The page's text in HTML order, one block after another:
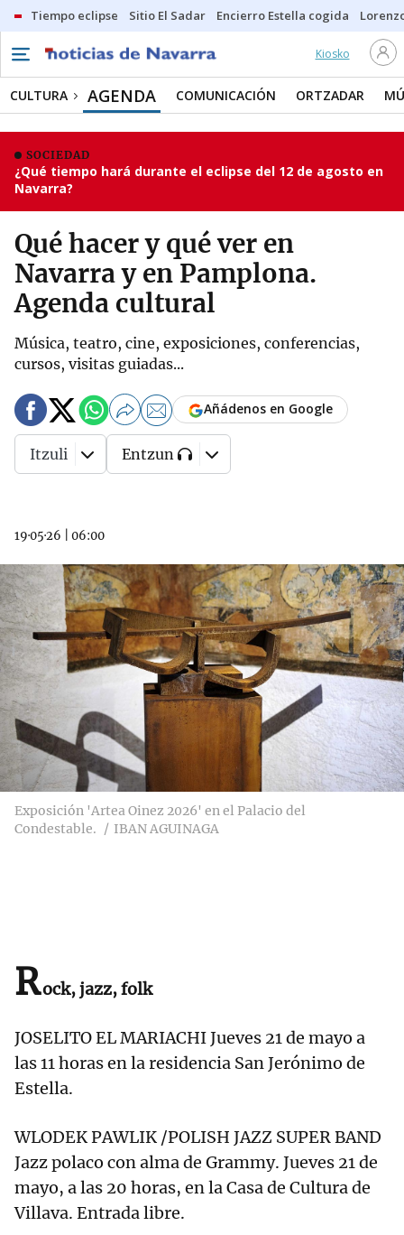
Tiempo eclipse Sitio El Sadar Encierro Estella cogida
Kiosko
CULTURA AGENDA COMUNICACIÓN ORTZADAR
SOCIEDAD
¿Qué tiempo hará durante el eclipse del 12 de agosto en
Navarra?
Qué hacer y qué ver en
Navarra y en Pamplona.
Agenda cultural
Música, teatro, cine, exposiciones, conferencias,
cursos, visitas guiadas...
19·05·26 06:00
Añádenos en Google
Itzuli Entzun
Exposición 'Artea Oinez 2026' en el Palacio del
Condestable.
IBAN AGUINAGA
Rock, jazz, folk
JOSELITO EL MARIACHI Jueves 21 de mayo a
las 11 horas en la residencia San Jerónimo de
Estella.
WLODEK PAWLIK /POLISH JAZZ SUPER BAND
Jazz polaco con alma de Grammy. Jueves 21 de
mayo, a las 20 horas, en la Casa de Cultura de
Villava. Entrada libre.